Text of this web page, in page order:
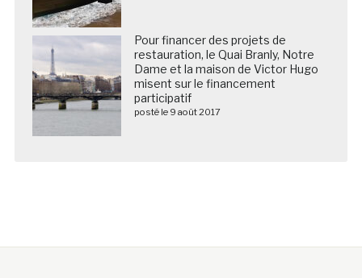
Pour financer des projets de
restauration, le Quai Branly, Notre
Dame et la maison de Victor Hugo
misent sur le financement
participatif
posté le 9 août 2017